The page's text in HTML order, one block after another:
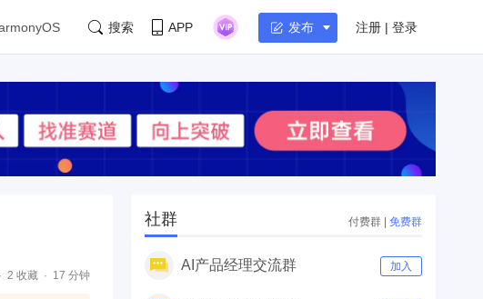
搜索 APP 发布 注册 | 登录
2 收藏 17 分钟
社群 付费群 | 免费群
AI产品经理交流群 加入